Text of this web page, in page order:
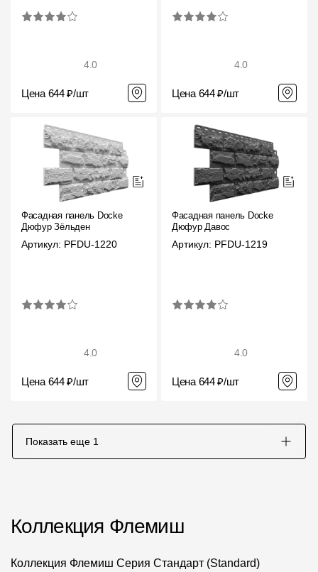
4.0
Цена 644 ₽/шт
4.0
Цена 644 ₽/шт
Фасадная панель Docke
Дюфур Зёльден
Артикул: PFDU-1220
4.0
Цена 644 ₽/шт
Фасадная панель Docke
Дюфур Давос
Артикул: PFDU-1219
4.0
Цена 644 ₽/шт
Показать еще 1
Коллекция Флемиш
Коллекция Флемиш Серия Стандарт (Standard)